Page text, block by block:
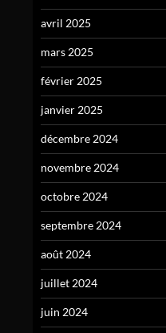
avril 2025
mars 2025
février 2025
janvier 2025
décembre 2024
novembre 2024
octobre 2024
septembre 2024
août 2024
juillet 2024
juin 2024